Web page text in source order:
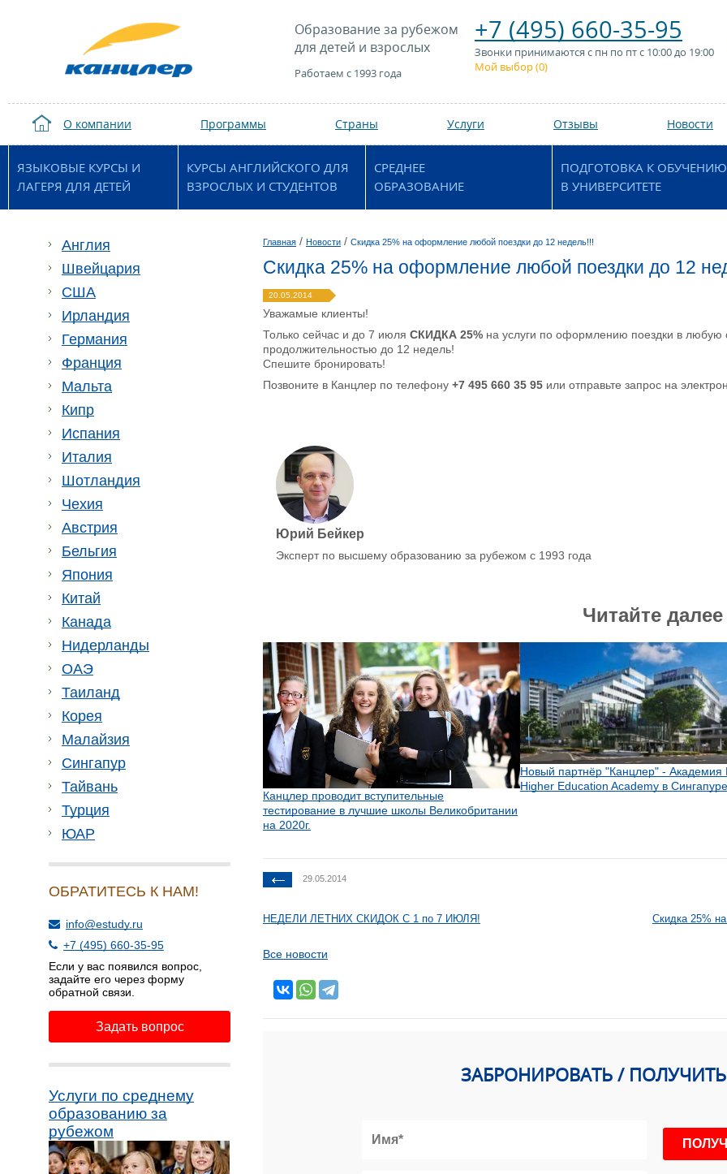
Образование за рубежом
для детей и взрослых
Работаем с 1993 года
+7 (495) 660-35-95
Звонки принимаются с пн по пт с 10:00 до 19:00
Мой выбор (0)
О компании Программы Страны Услуги Отзывы Новости
ЯЗЫКОВЫЕ КУРСЫ И
ЛАГЕРЯ ДЛЯ ДЕТЕЙ
КУРСЫ АНГЛИЙСКОГО ДЛЯ
ВЗРОСЛЫХ И СТУДЕНТОВ
СРЕДНЕЕ
ОБРАЗОВАНИЕ
ПОДГОТОВКА К ОБУЧЕНИЮ
В УНИВЕРСИТЕТЕ
Англия
Швейцария
США
Ирландия
Германия
Франция
Мальта
Кипр
Испания
Италия
Шотландия
Чехия
Австрия
Бельгия
Япония
Китай
Канада
Нидерланды
ОАЭ
Таиланд
Корея
Малайзия
Сингапур
Тайвань
Турция
ЮАР
ОБРАТИТЕСЬ К НАМ!
info@estudy.ru
+7 (495) 660-35-95
Если у вас появился вопрос,
задайте его через форму
обратной связи.
Задать вопрос
Услуги по среднему
образованию за
рубежом
Главная / Новости / Скидка 25% на оформление любой поездки до 12 недель!!!
Скидка 25% на оформление любой поездки до 12
20.05.2014
Уважамые клиенты!
Только сейчас и до 7 июля СКИДКА 25% на услуги по оформлению поездки в любую
продолжительностью до 12 недель!
Спешите бронировать!
Позвоните в Канцлер по телефону +7 495 660 35 95 или отправьте запрос на
Юрий Бейкер
Эксперт по высшему образованию за рубежом с 1993 года
Читайте далее
Канцлер проводит вступительные
тестирование в лучшие школы Великобритании
на 2020г.
Новый партнёр "Канцлер" - Академия
Higher Education Academy в Сингапуре
29.05.2014
НЕДЕЛИ ЛЕТНИХ СКИДОК С 1 по 7 ИЮЛЯ! Скидка 25%
Все новости
ЗАБРОНИРОВАТЬ /